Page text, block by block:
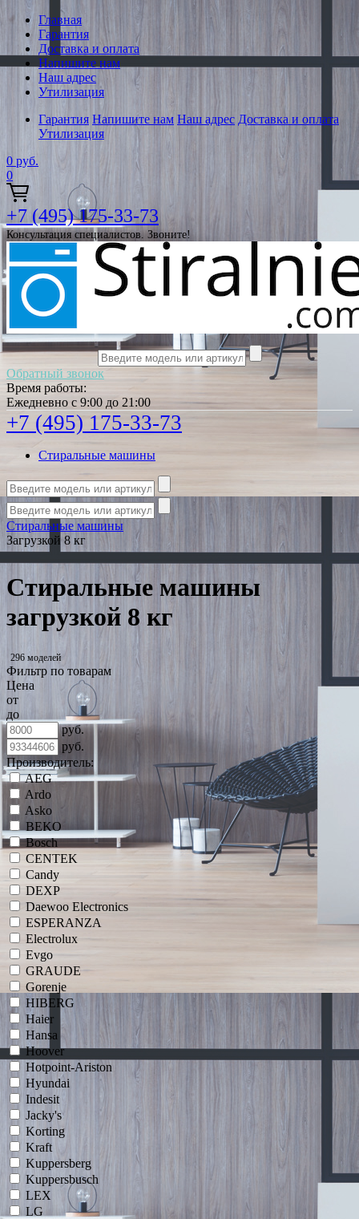
Главная
Гарантия
Доставка и оплата
Напишите нам
Наш адрес
Утилизация
Гарантия Напишите нам Наш адрес Доставка и оплата
Утилизация
0 руб.
0
+7 (495) 175-33-73
Консультация специалистов. Звоните!
Обратный звонок
Время работы:
Ежедневно с 9:00 до 21:00
+7 (495) 175-33-73
Стиральные машины
Стиральные машины
Загрузкой 8 кг
Стиральные машины
загрузкой 8 кг
296 моделей
Фильтр по товарам
Цена
от
до
руб.
руб.
Производитель:
AEG
Ardo
Asko
BEKO
Bosch
CENTEK
Candy
DEXP
Daewoo Electronics
ESPERANZA
Electrolux
Evgo
GRAUDE
Gorenje
HIBERG
Haier
Hansa
Hoover
Hotpoint-Ariston
Hyundai
Indesit
Jacky's
Korting
Kraft
Kuppersberg
Kuppersbusch
LEX
LG